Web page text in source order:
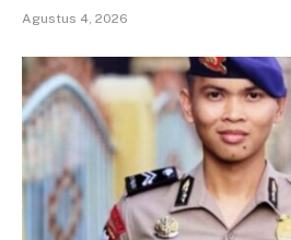
Agustus 4, 2026